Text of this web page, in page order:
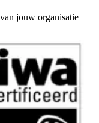
jouw organisatie